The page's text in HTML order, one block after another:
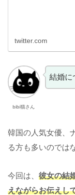
twitter.com
bibi猫さん
結婚に
韓国の人気女優、
る方も多いのでは
今回は、 彼女の結
えながらお伝えし